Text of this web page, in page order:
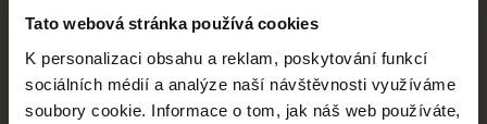
Tato webová stránka používá cookies
K personalizaci obsahu a reklam, poskytování funkcí
sociálních médií a analýze naší návštěvnosti využíváme
soubory cookie. Informace o tom, jak náš web používáte,
Nové festivalové filmy
každý týden
Portál DAFilms.cz je výsledkem tvůrčí spolupráce 7 klíčových evropských